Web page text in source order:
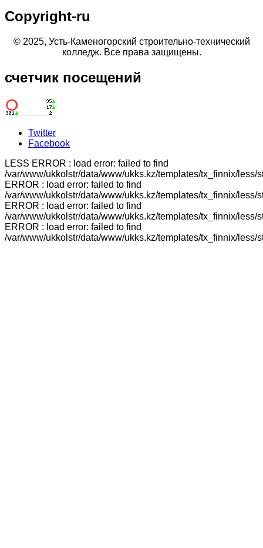
Copyright-ru
© 2025, Усть-Каменогорский строительно-технический
колледж. Все права защищены.
счетчик посещений
Twitter
Facebook
LESS ERROR : load error: failed to find
/var/www/ukkolstr/data/www/ukks.kz/templates/tx_finnix/less/
ERROR : load error: failed to find
/var/www/ukkolstr/data/www/ukks.kz/templates/tx_finnix/less/
ERROR : load error: failed to find
/var/www/ukkolstr/data/www/ukks.kz/templates/tx_finnix/less/
ERROR : load error: failed to find
/var/www/ukkolstr/data/www/ukks.kz/templates/tx_finnix/less/